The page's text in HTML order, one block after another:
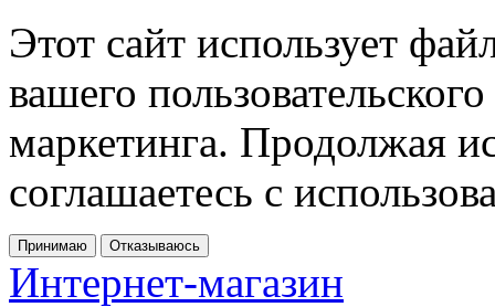
Этот сайт использует
вашего
маркетинга. Продолжая
соглашаетесь с
Принимаю Отказываюсь
Интернет-магазин